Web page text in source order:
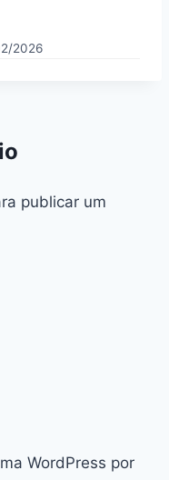
2026
publicar um
WordPress por